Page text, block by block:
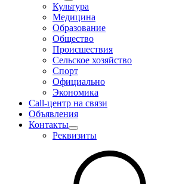
Культура
Медицина
Образование
Общество
Происшествия
Сельское хозяйство
Спорт
Официально
Экономика
Call-центр на связи
Объявления
Контакты
Реквизиты